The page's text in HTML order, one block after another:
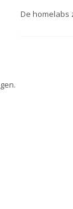
De homelabs